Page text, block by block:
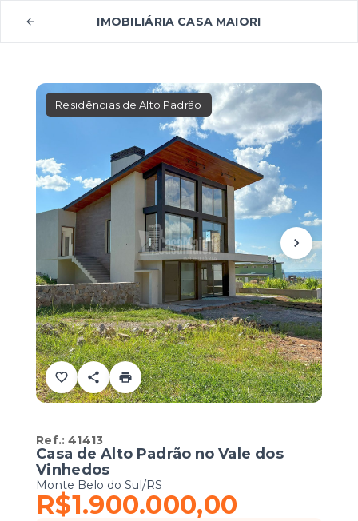
IMOBILIÁRIA CASA MAIORI
Residências de Alto Padrão
Ref.:41413
Casa de Alto Padrão no Vale dos
Vinhedos
Monte Belo do Sul/RS
R$1.900.000,00